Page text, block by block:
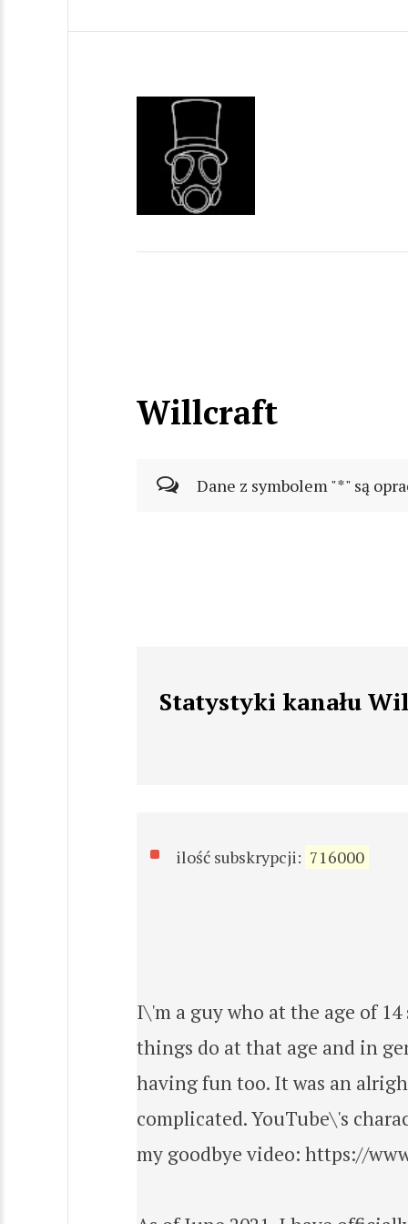
Willcraft
Dane z symbolem "*" są
Statystyki kanału
ilość subskrypcji: 716000
I\'m a guy who at the age of
things do at that age and in
having fun too. It was an
complicated. YouTube\'s
my goodbye video: https://